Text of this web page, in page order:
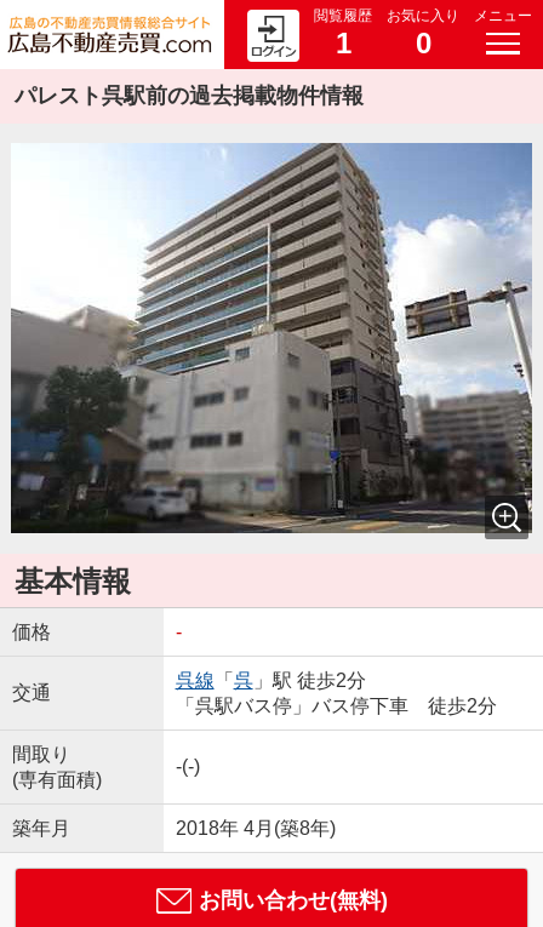
閲覧履歴
1
お気に入り
0
メニュー
パレスト呉駅前の過去掲載物件情報
基本情報
価格 -
交通
呉線 「 呉」駅 徒歩2分
「呉駅バス停」バス停下車 徒歩2分
間取り
(専有面積)
-(-)
築年月 2018年 4月(築8年)
お問い合わせ(無料)